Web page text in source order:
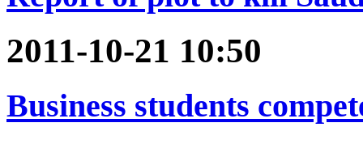
2011-10-21 10:50
Business students